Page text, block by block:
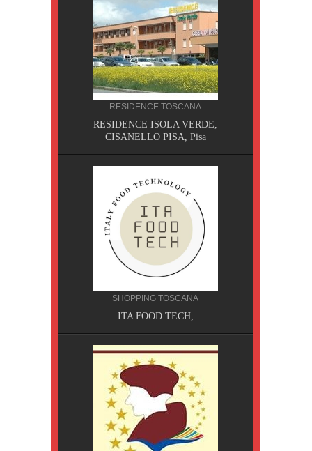
RESIDENCE TOSCANA
RESIDENCE ISOLA VERDE,
CISANELLO PISA, Pisa
SHOPPING TOSCANA
ITA FOOD TECH,